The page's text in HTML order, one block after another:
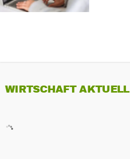
WIRTSCHAFT AKTUELL